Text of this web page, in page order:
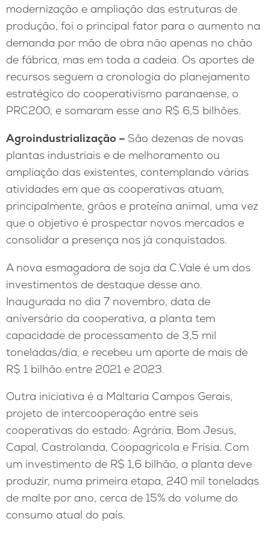
modernização e ampliação das estruturas de
produção, foi o principal fator para o aumento na
demanda por mão de obra não apenas no chão
de fábrica, mas em toda a cadeia. Os aportes de
recursos seguem a cronologia do planejamento
estratégico do cooperativismo paranaense, o
PRC200, e somaram esse ano R$ 6,5 bilhões.
Agroindustrialização – São dezenas de novas
plantas industriais e de melhoramento ou
ampliação das existentes, contemplando várias
atividades em que as cooperativas atuam,
principalmente, grãos e proteína animal, uma vez
que o objetivo é prospectar novos mercados e
consolidar a presença nos já conquistados.
A nova esmagadora de soja da C.Vale é um dos
investimentos de destaque desse ano.
Inaugurada no dia 7 novembro, data de
aniversário da cooperativa, a planta tem
capacidade de processamento de 3,5 mil
toneladas/dia, e recebeu um aporte de mais de
R$ 1 bilhão entre 2021 e 2023.
Outra iniciativa é a Maltaria Campos Gerais,
projeto de intercooperação entre seis
cooperativas do estado: Agrária, Bom Jesus,
Capal, Castrolanda, Coopagrícola e Frísia. Com
um investimento de R$ 1,6 bilhão, a planta deve
produzir, numa primeira etapa, 240 mil toneladas
de malte por ano, cerca de 15% do volume do
consumo atual do país.